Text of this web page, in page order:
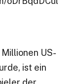
US-
ist ein